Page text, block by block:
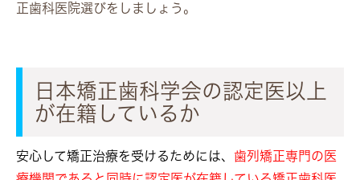
正歯科医院選びをしましょう。
日本矯正歯科学会の認定医以上
が在籍しているか
安心して矯正治療を受けるためには、 歯列矯正専門の医